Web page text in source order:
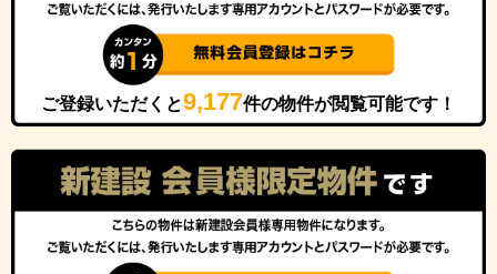
ご登録いただくと9,177件の物件が閲覧可能です！